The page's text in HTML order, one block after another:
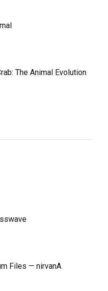
The Animal Evolution
Files — nirvanA